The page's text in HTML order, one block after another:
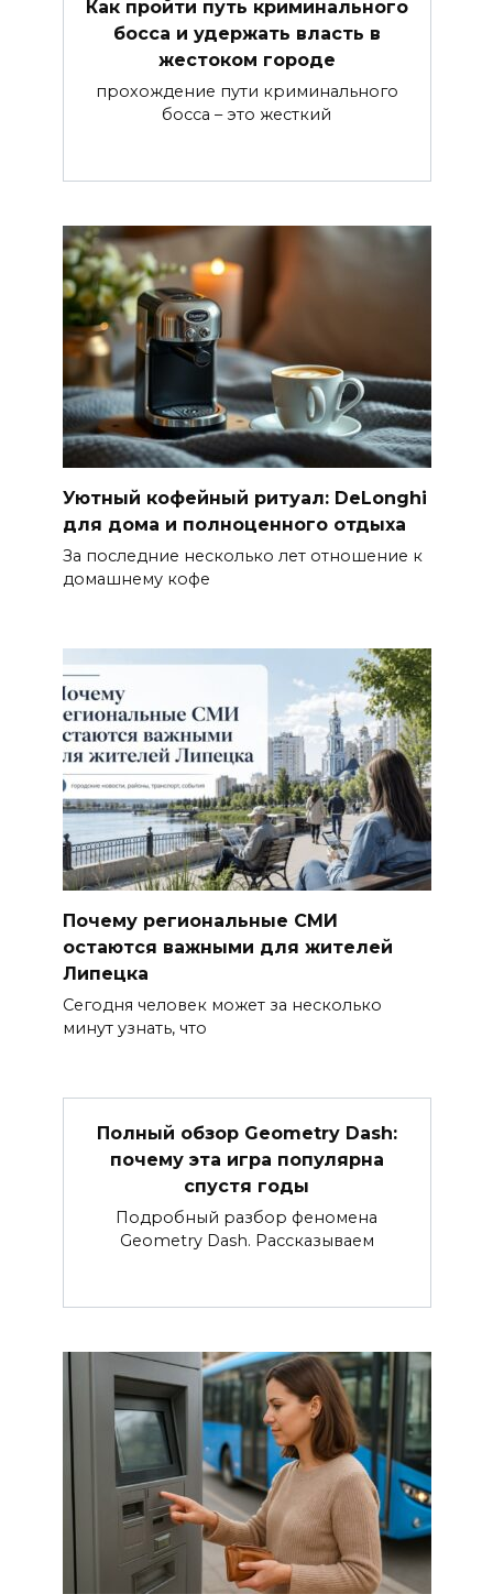
Как пройти путь криминального
босса и удержать власть в
жестоком городе
прохождение пути криминального
босса – это жесткий
Уютный кофейный ритуал: DeLonghi
для дома и полноценного отдыха
За последние несколько лет отношение к
домашнему кофе
Почему региональные СМИ
остаются важными для жителей
Липецка
Сегодня человек может за несколько
минут узнать, что
Полный обзор Geometry Dash:
почему эта игра популярна
спустя годы
Подробный разбор феномена
Geometry Dash. Рассказываем